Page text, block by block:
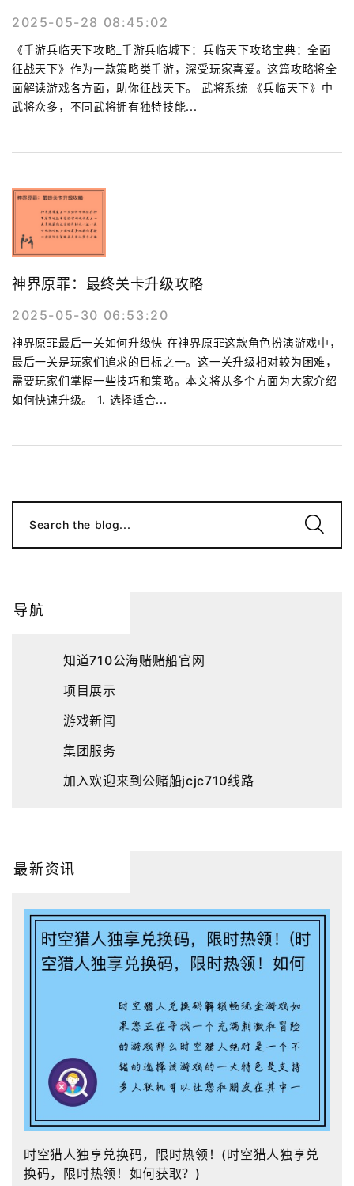
2025-05-28 08:45:02
《手游兵临天下攻略_手游兵临城下：兵临天下攻略宝典：全面
征战天下》作为一款策略类手游，深受玩家喜爱。这篇攻略将全
面解读游戏各方面，助你征战天下。 武将系统 《兵临天下》中
武将众多，不同武将拥有独特技能...
神界原罪：最终关卡升级攻略
2025-05-30 06:53:20
神界原罪最后一关如何升级快 在神界原罪这款角色扮演游戏中，
最后一关是玩家们追求的目标之一。这一关升级相对较为困难，
需要玩家们掌握一些技巧和策略。本文将从多个方面为大家介绍
如何快速升级。 1. 选择适合...
Search the blog...
导航
知道710公海赌赌船官网
项目展示
游戏新闻
集团服务
加入欢迎来到公赌船jcjc710线路
最新资讯
时空猎人独享兑换码，限时热领！(时空猎人独享兑
换码，限时热领！如何获取？)